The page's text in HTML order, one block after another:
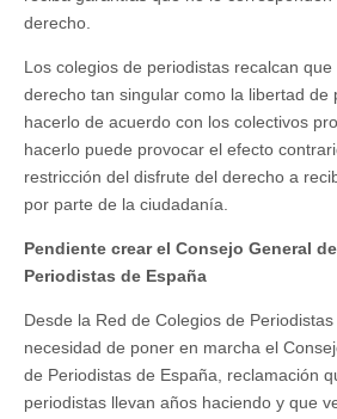
derecho.
Los colegios de periodistas recalcan
derecho tan singular como la libertad de
hacerlo de acuerdo con los colectivos
hacerlo puede provocar el efecto
restricción del disfrute del derecho a
por parte de la ciudadanía.
Pendiente crear el Consejo General
Periodistas de España
Desde la Red de Colegios de
necesidad de poner en marcha el
de Periodistas de España, reclamación
periodistas llevan años haciendo y que